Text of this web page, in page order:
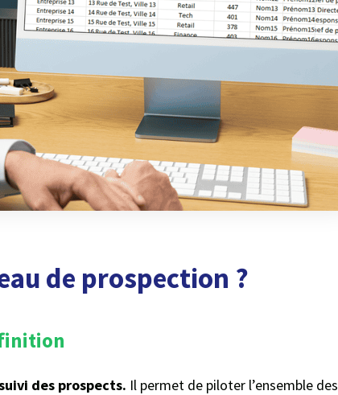
de prospection ?
des prospects. Il permet de piloter l’ensemble des